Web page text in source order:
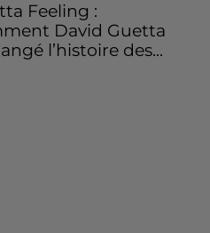
Feeling :
David Guetta
l’histoire des...